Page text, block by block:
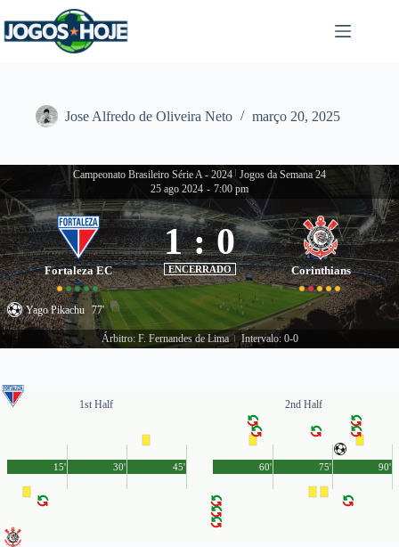
para
o
Jose Alfredo de Oliveira Neto março 20, 2025
Campeonato Brasileiro Série A - 2024 Jogos da Semana 24
25 ago 2024 - 7:00 pm
Fortaleza EC
1 : 0
ENCERRADO Corinthians
Yago Pikachu 77'
Árbitro: F. Fernandes de Lima Intervalo: 0-0
1st Half
45'
15' 30'
2nd Half
90'
60' 75'